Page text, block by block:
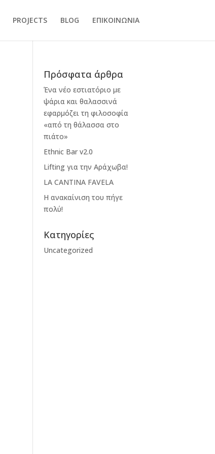
PROJECTS BLOG ΕΠΙΚΟΙΝΩΝΙΑ
Πρόσφατα άρθρα
Ένα νέο εστιατόριο με
ψάρια και θαλασσινά
εφαρμόζει τη φιλοσοφία
«από τη θάλασσα στο
πιάτο»
Ethnic Bar v2.0
Lifting για την Αράχωβα!
LA CANTINA FAVELA
Η ανακαίνιση του πήγε
πολύ!
Kατηγορίες
Uncategorized